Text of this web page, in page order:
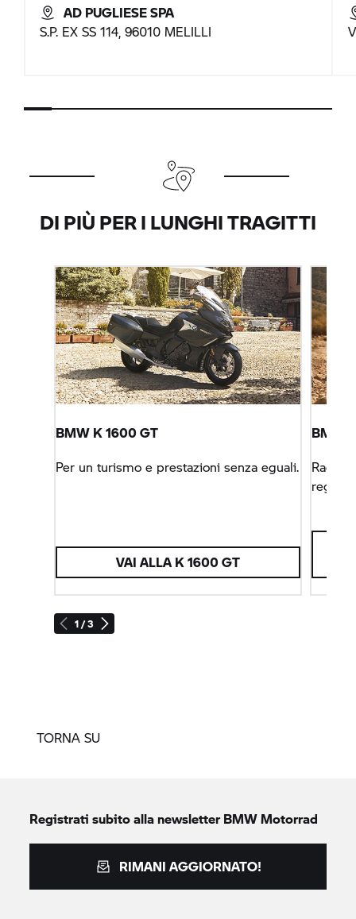
AD PUGLIESE SPA
S.P. EX SS 114, 96010 MELILLI
DI PIÙ PER I LUNGHI TRAGITTI
1 / 3
BMW K 1600 GT
Per un turismo e prestazioni senza eguali.
VAI ALLA K 1600 GT
BMW
regina
TORNA SU
Registrati subito alla newsletterBMW Motorrad
RIMANI AGGIORNATO!